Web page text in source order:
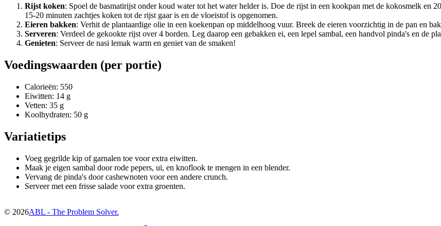
Rijst koken: Spoel de basmatirijst onder koud water tot het water helder is. Doe de rijst in een kookpan met de kokosmelk en
15-20 minuten zachtjes koken tot de rijst gaar is en de vloeistof is opgenomen.
Eieren bakken: Verhit de plantaardige olie in een koekenpan op middelhoog vuur. Breek de eieren voorzichtig in de pan en
Serveren: Verdeel de gekookte rijst over 4 borden. Leg daarop een gebakken ei, een lepel sambal, een handvol pinda's en de
Genieten: Serveer de nasi lemak warm en geniet van de smaken!
Voedingswaarden (per portie)
Calorieën: 550
Eiwitten: 14 g
Vetten: 35 g
Koolhydraten: 50 g
Variatietips
Voeg gegrilde kip of garnalen toe voor extra eiwitten.
Maak je eigen sambal door rode pepers, ui, en knoflook te mengen in een blender.
Vervang de pinda's door cashewnoten voor een andere crunch.
Serveer met een frisse salade voor extra groenten.
© 2026ABL - The Problem Solver.